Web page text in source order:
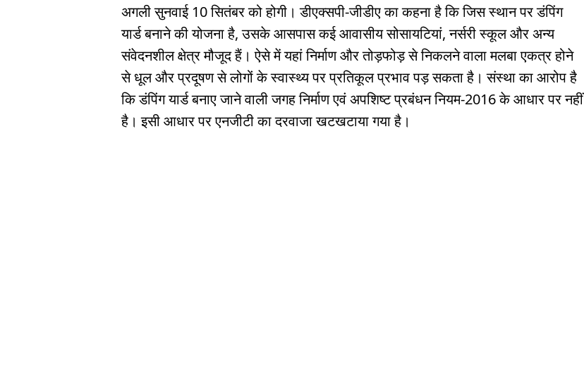
अगली सुनवाई 10 सितंबर को होगी। डीएक्सपी-जीडीए का कहना है कि जिस स्थान पर डंपिंग
यार्ड बनाने की योजना है, उसके आसपास कई आवासीय सोसायटियां, नर्सरी स्कूल और अन्य
संवेदनशील क्षेत्र मौजूद हैं। ऐसे में यहां निर्माण और तोड़फोड़ से निकलने वाला मलबा एकत्र होने
से धूल और प्रदूषण से लोगों के स्वास्थ्य पर प्रतिकूल प्रभाव पड़ सकता है। संस्था का आरोप है
कि डंपिंग यार्ड बनाए जाने वाली जगह निर्माण एवं अपशिष्ट प्रबंधन नियम-2016 के आधार पर नहीं
है। इसी आधार पर एनजीटी का दरवाजा खटखटाया गया है।